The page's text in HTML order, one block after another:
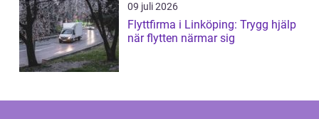
09 juli 2026
Flyttfirma i Linköping: Trygg hjälp
när flytten närmar sig